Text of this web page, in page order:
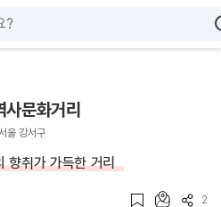
사문화거리
울 강서구
향취가 가득한 거리
2